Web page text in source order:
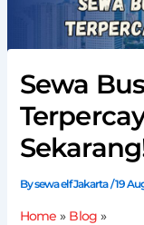
Sewa
Bysewa elf Jakarta/19
Home
Blog